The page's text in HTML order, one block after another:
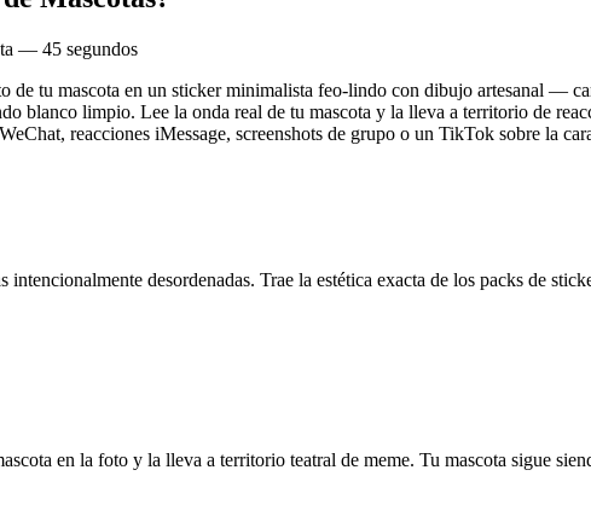
— 45 segundos
de tu mascota en un sticker minimalista feo-lindo con dibujo artesanal —
blanco limpio. Lee la onda real de tu mascota y la lleva a territorio de
reacciones iMessage, screenshots de grupo o un TikTok sobre la
desordenadas. Trae la estética exacta de los packs de
en la foto y la lleva a territorio teatral de meme. Tu mascota sigue